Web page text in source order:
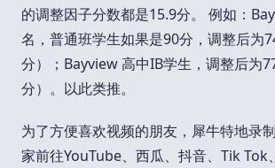
的调整因子分数都是15.9分。 例如：
名，普通班学生如果是90分，调整后为
分）；Bayview 高中IB学生，调整后为
分）。以此类推。
为了方便喜欢视频的朋友，犀牛特地录
家前往YouTube、西瓜、抖音、Tik Tok